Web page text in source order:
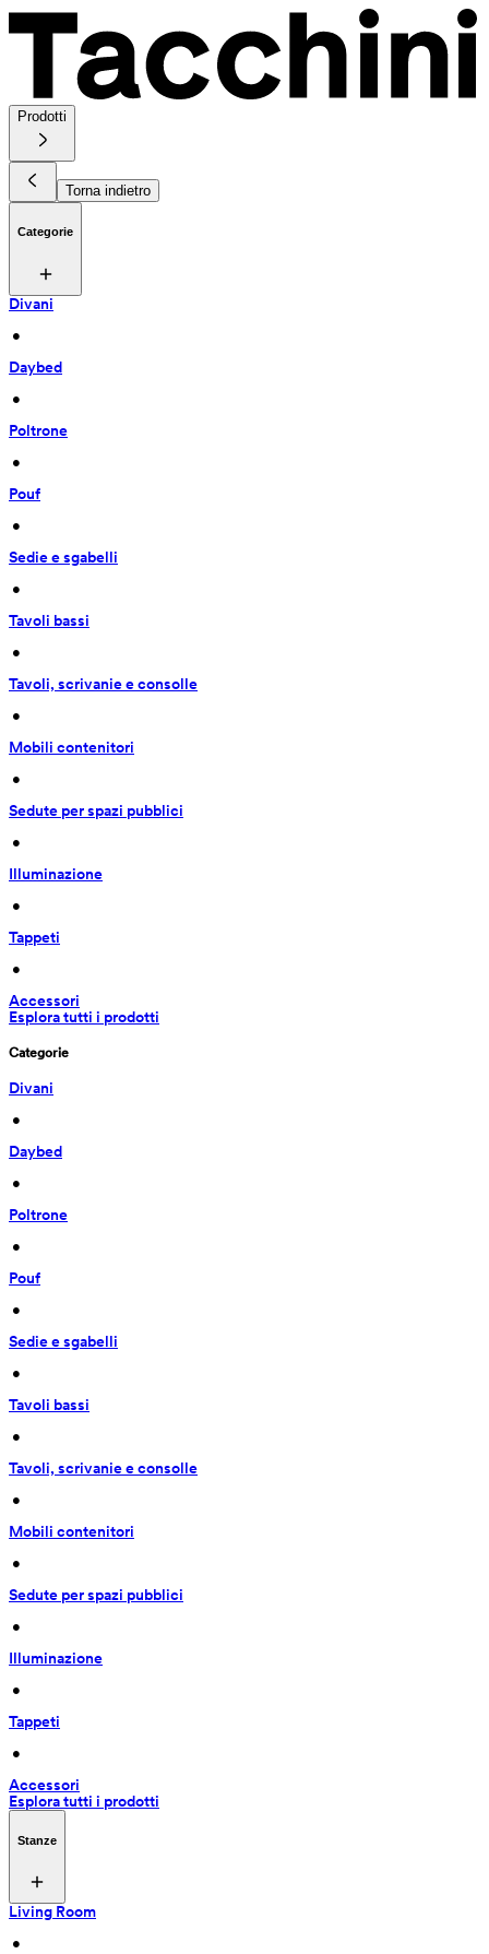
Prodotti
Torna indietro
Categorie
Divani
•
Daybed
•
Poltrone
•
Pouf
•
Sedie e sgabelli
•
Tavoli bassi
•
Tavoli, scrivanie e consolle
•
Mobili contenitori
•
Sedute per spazi pubblici
•
Illuminazione
•
Tappeti
•
Accessori
Esplora tutti i prodotti
Categorie
Divani
•
Daybed
•
Poltrone
•
Pouf
•
Sedie e sgabelli
•
Tavoli bassi
•
Tavoli, scrivanie e consolle
•
Mobili contenitori
•
Sedute per spazi pubblici
•
Illuminazione
•
Tappeti
•
Accessori
Esplora tutti i prodotti
Stanze
Living Room
•